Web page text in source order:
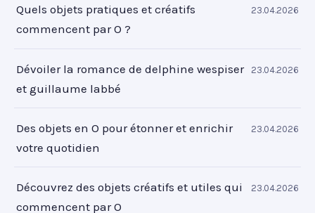
Quels objets pratiques et créatifs
commencent par O ?
23.04.2026
Dévoiler la romance de delphine wespiser
et guillaume labbé
23.04.2026
Des objets en O pour étonner et enrichir
votre quotidien
23.04.2026
Découvrez des objets créatifs et utiles qui
commencent par O
23.04.2026